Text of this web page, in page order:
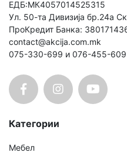
ЕДБ:МК4057014525315
Ул. 50-та Дивизија бр.24а
ПроКредит Банка:
contact@akcija.com.mk
075-330-699 и 076-455-
Категории
Мебел